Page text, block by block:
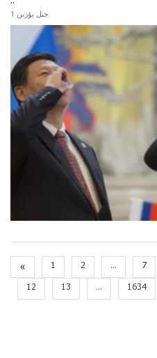
1 جىل بۇرىن
« 1 2 ... 7
12
13 ... 1634